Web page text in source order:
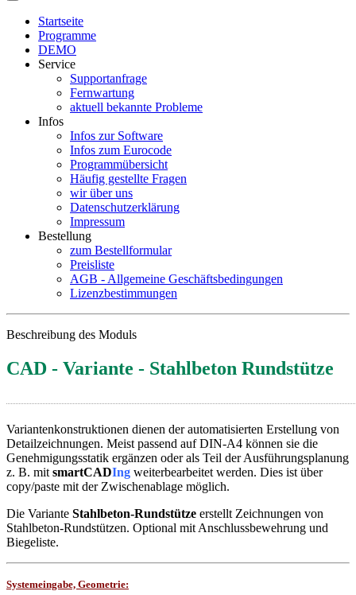
Startseite
Programme
DEMO
Service
Supportanfrage
Fernwartung
aktuell bekannte Probleme
Infos
Infos zur Software
Infos zum Eurocode
Programmübersicht
Häufig gestellte Fragen
wir über uns
Datenschutzerklärung
Impressum
Bestellung
zum Bestellformular
Preisliste
AGB - Allgemeine Geschäftsbedingungen
Lizenzbestimmungen
Beschreibung des Moduls
CAD - Variante - Stahlbeton Rundstütze
Variantenkonstruktionen dienen der automatisierten Erstellung von
Detailzeichnungen. Meist passend auf DIN-A4 können sie die
Genehmigungsstatik ergänzen oder als Teil der Ausführungsplanung
z. B. mit smartCADIng weiterbearbeitet werden. Dies ist über
copy/paste mit der Zwischenablage möglich.
Die Variante Stahlbeton-Rundstütze erstellt Zeichnungen von
Stahlbeton-Rundstützen. Optional mit Anschlussbewehrung und
Biegeliste.
Systemeingabe, Geometrie: